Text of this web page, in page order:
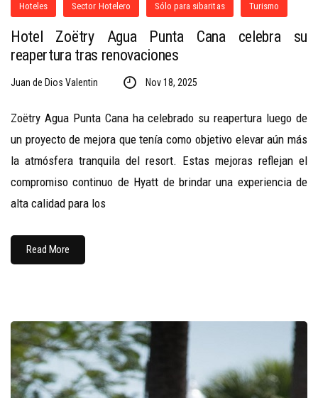
Hoteles Sector Hotelero Sólo para sibaritas Turismo
Hotel Zoëtry Agua Punta Cana celebra su
reapertura tras renovaciones
Juan de Dios Valentin Nov 18, 2025
Zoëtry Agua Punta Cana ha celebrado su reapertura luego de
un proyecto de mejora que tenía como objetivo elevar aún más
la atmósfera tranquila del resort. Estas mejoras reflejan el
compromiso continuo de Hyatt de brindar una experiencia de
alta calidad para los
Read More